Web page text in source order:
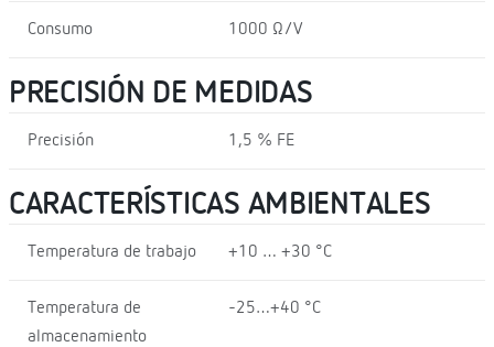
Consumo 1000 Ω/V
PRECISIÓN DE MEDIDAS
Precisión 1,5 % FE
CARACTERÍSTICAS AMBIENTALES
Temperatura de trabajo +10 … +30 °C
Temperatura de
almacenamiento
-25…+40 °C